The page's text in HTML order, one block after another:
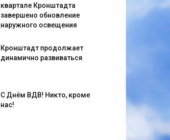
квартале Кронштадта
завершено обновление
наружного освещения
Кронштадт продолжает
динамично развиваться
С Днём ВДВ! Никто, кроме
нас!